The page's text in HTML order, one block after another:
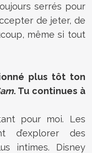
serrés pour
de jeter, de
même si tout
plus tôt ton
. Tu continues à
pour moi. Les
d’explorer des
intimes. Disney